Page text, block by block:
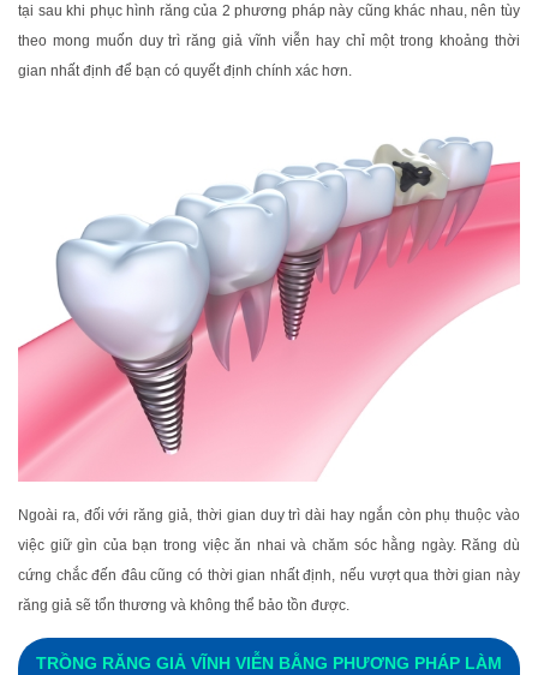
tại sau khi phục hình răng của 2 phương pháp này cũng khác nhau, nên tùy
theo mong muốn duy trì răng giả vĩnh viễn hay chỉ một trong khoảng thời
gian nhất định để bạn có quyết định chính xác hơn.
Ngoài ra, đối với răng giả, thời gian duy trì dài hay ngắn còn phụ thuộc vào
việc giữ gìn của bạn trong việc ăn nhai và chăm sóc hằng ngày. Răng dù
cứng chắc đến đâu cũng có thời gian nhất định, nếu vượt qua thời gian này
răng giả sẽ tổn thương và không thể bảo tồn được.
TRỒNG RĂNG GIẢ VĨNH VIỄN BẰNG PHƯƠNG PHÁP LÀM